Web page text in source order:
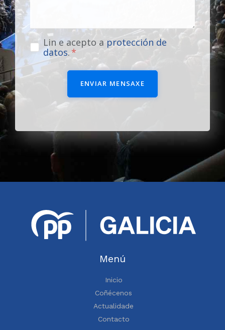
Lin e acepto a protección de
datos.
ENVIAR MENSAXE
Menú
Inicio
Coñécenos
Actualidade
Contacto